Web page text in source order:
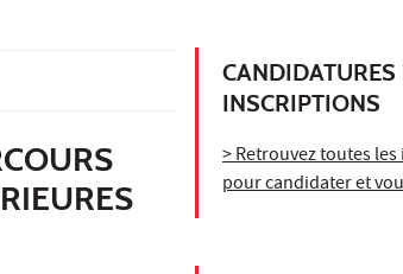
CANDIDATURES
INSCRIPTIONS
> Retrouvez toutes
pour candidater et